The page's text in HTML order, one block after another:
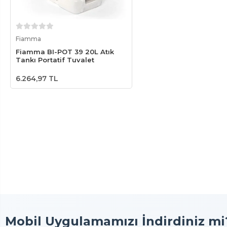
Fiamma
Fiamma BI-POT 39 20L Atık
Tankı Portatif Tuvalet
6.264,97 TL
Mobil Uygulamamızı İndirdiniz